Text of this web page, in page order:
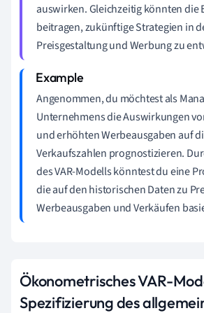
auswirken. Gleichzeitig könnten die
beitragen, zukünftige Strategien in
Preisgestaltung und Werbung zu
Angenommen, du möchtest als
Unternehmens die Auswirkungen
und erhöhten Werbeausgaben auf
Verkaufszahlen prognostizieren.
des VAR-Modells könntest du eine
die auf den historischen Daten zu
Werbeausgaben und Verkäufen
Ökonometrisches VAR-
Spezifizierung des